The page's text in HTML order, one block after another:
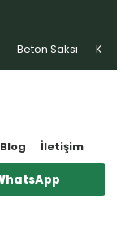
Beton Saksı Kablo
Blog İletişim